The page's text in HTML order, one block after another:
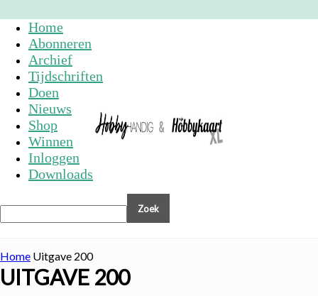
Home
Abonneren
Archief
Tijdschriften
Doen
Nieuws
Shop
Winnen
Inloggen
Downloads
Home Uitgave 200
UITGAVE 200